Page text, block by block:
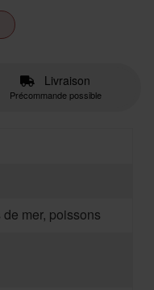
Livraison
Précommande possible
mer, poissons